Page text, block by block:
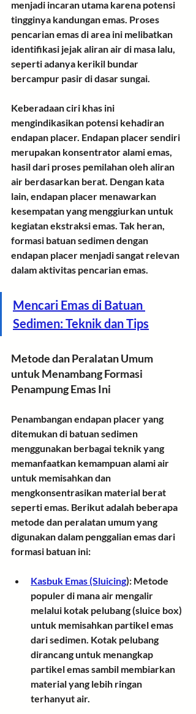
menjadi incaran utama karena potensi
tingginya kandungan emas. Proses
pencarian emas di area ini melibatkan
identifikasi jejak aliran air di masa lalu,
seperti adanya kerikil bundar
bercampur pasir di dasar sungai.
Keberadaan ciri khas ini
mengindikasikan potensi kehadiran
endapan placer. Endapan placer sendiri
merupakan konsentrator alami emas,
hasil dari proses pemilahan oleh aliran
air berdasarkan berat. Dengan kata
lain, endapan placer menawarkan
kesempatan yang menggiurkan untuk
kegiatan ekstraksi emas. Tak heran,
formasi batuan sedimen dengan
endapan placer menjadi sangat relevan
dalam aktivitas pencarian emas.
Mencari Emas di Batuan
Sedimen: Teknik dan Tips
Metode dan Peralatan Umum
untuk Menambang Formasi
Penampung Emas Ini
Penambangan endapan placer yang
ditemukan di batuan sedimen
menggunakan berbagai teknik yang
memanfaatkan kemampuan alami air
untuk memisahkan dan
mengkonsentrasikan material berat
seperti emas. Berikut adalah beberapa
metode dan peralatan umum yang
digunakan dalam penggalian emas dari
formasi batuan ini:
Kasbuk Emas (Sluicing): Metode
populer di mana air mengalir
melalui kotak pelubang (sluice box)
untuk memisahkan partikel emas
dari sedimen. Kotak pelubang
dirancang untuk menangkap
partikel emas sambil membiarkan
material yang lebih ringan
terhanyut air.